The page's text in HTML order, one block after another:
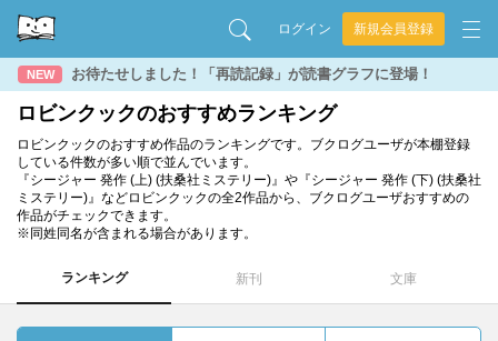
ログイン 新規会員登録
NEW お待たせしました！「再読記録」が読書グラフに登場！
ロビンクックのおすすめランキング
ロビンクックのおすすめ作品のランキングです。ブクログユーザが本棚登録
している件数が多い順で並んでいます。
『シージャー 発作 (上) (扶桑社ミステリー)』や『シージャー 発作 (下) (扶桑社
ミステリー)』などロビンクックの全2作品から、ブクログユーザおすすめの
作品がチェックできます。
※同姓同名が含まれる場合があります。
ランキング 新刊 文庫